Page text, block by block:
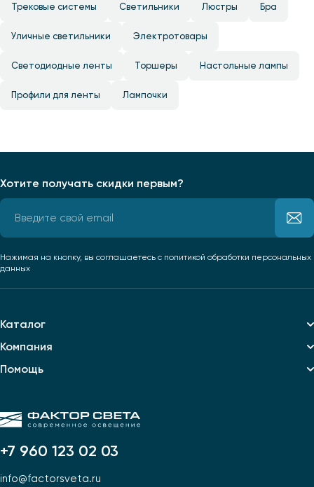
Трековые системы Светильники Люстры Бра
Уличные светильники Электротовары
Светодиодные ленты Торшеры Настольные лампы
Профили для ленты Лампочки
+7 960 123 02 03
info@factorsveta.ru
Каталог
Компания
Помощь
Хотите получать скидки первым?
Нажимая на кнопку, вы соглашаетесь с политикой обработки персональных
данных